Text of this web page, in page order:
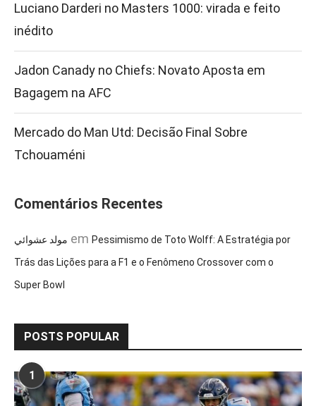
Luciano Darderi no Masters 1000: virada e feito
inédito
Jadon Canady no Chiefs: Novato Aposta em
Bagagem na AFC
Mercado do Man Utd: Decisão Final Sobre
Tchouaméni
Comentários Recentes
مولد عشوائي em Pessimismo de Toto Wolff: A Estratégia por
Trás das Lições para a F1 e o Fenômeno Crossover com o
Super Bowl
POSTS POPULAR
1